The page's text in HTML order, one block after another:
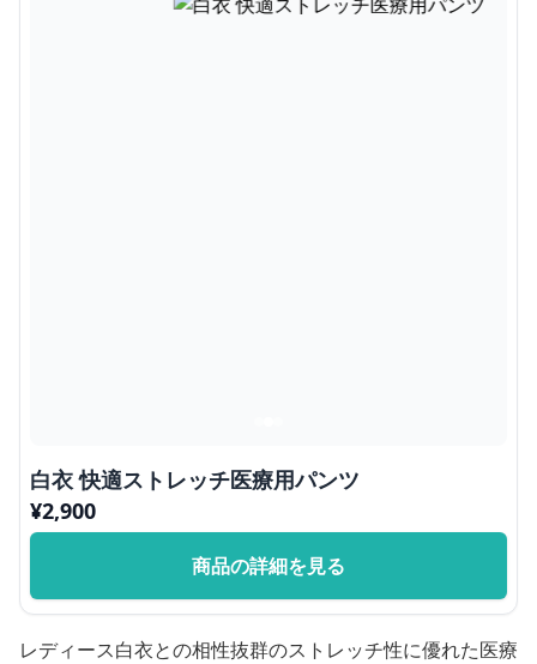
白衣 快適ストレッチ医療用パンツ
¥2,900
商品の詳細を見る
レディース白衣との相性抜群のストレッチ性に優れた医療